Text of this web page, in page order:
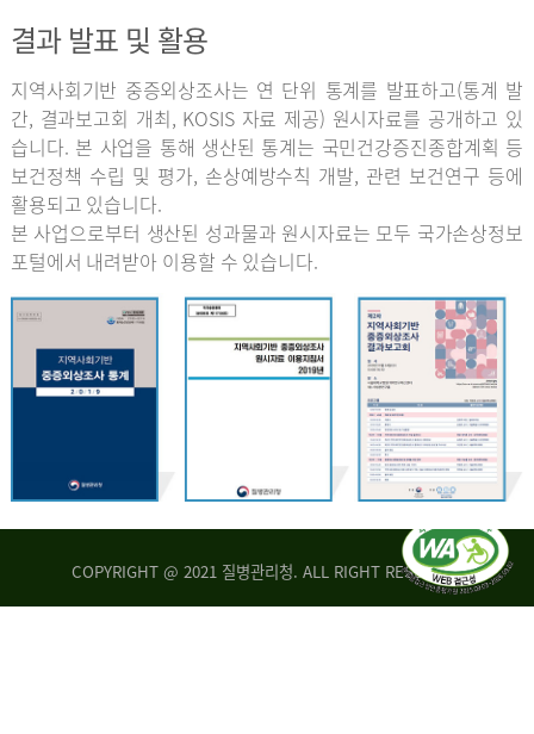
결과 발표 및 활용
지역사회기반 중증외상조사는 연 단위 통계를 발표하고(통계 발
간, 결과보고회 개최, KOSIS 자료 제공) 원시자료를 공개하고 있
습니다. 본 사업을 통해 생산된 통계는 국민건강증진종합계획 등
보건정책 수립 및 평가, 손상예방수칙 개발, 관련 보건연구 등에
활용되고 있습니다.
본 사업으로부터 생산된 성과물과 원시자료는 모두 국가손상정보
포털에서 내려받아 이용할 수 있습니다.
COPYRIGHT @ 2021 질병관리청. ALL RIGHT RESERVED